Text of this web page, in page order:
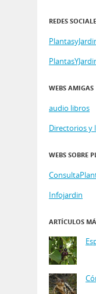
REDES
WEBS AMIGAS
audio libros
Directorios y
WEBS SOBRE
Infojardin
ARTÍCULOS